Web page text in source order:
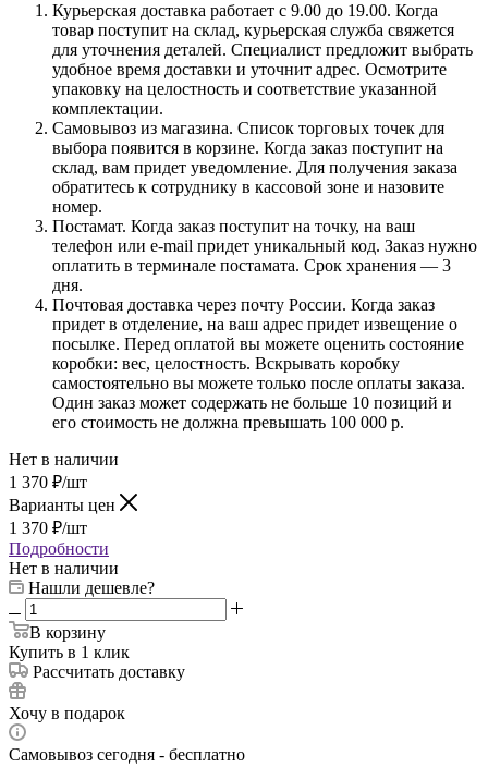
Курьерская доставка работает с 9.00 до 19.00. Когда
товар поступит на склад, курьерская служба свяжется
для уточнения деталей. Специалист предложит выбрать
удобное время доставки и уточнит адрес. Осмотрите
упаковку на целостность и соответствие указанной
комплектации.
Самовывоз из магазина. Список торговых точек для
выбора появится в корзине. Когда заказ поступит на
склад, вам придет уведомление. Для получения заказа
обратитесь к сотруднику в кассовой зоне и назовите
номер.
Постамат. Когда заказ поступит на точку, на ваш
телефон или e-mail придет уникальный код. Заказ нужно
оплатить в терминале постамата. Срок хранения — 3
дня.
Почтовая доставка через почту России. Когда заказ
придет в отделение, на ваш адрес придет извещение о
посылке. Перед оплатой вы можете оценить состояние
коробки: вес, целостность. Вскрывать коробку
самостоятельно вы можете только после оплаты заказа.
Один заказ может содержать не больше 10 позиций и
его стоимость не должна превышать 100 000 р.
Нет в наличии
1 370 ₽/шт
Варианты цен
1 370 ₽/шт
Подробности
Нет в наличии
Нашли дешевле?
В корзину
Купить в 1 клик
Рассчитать доставку
Хочу в подарок
Самовывоз сегодня - бесплатно